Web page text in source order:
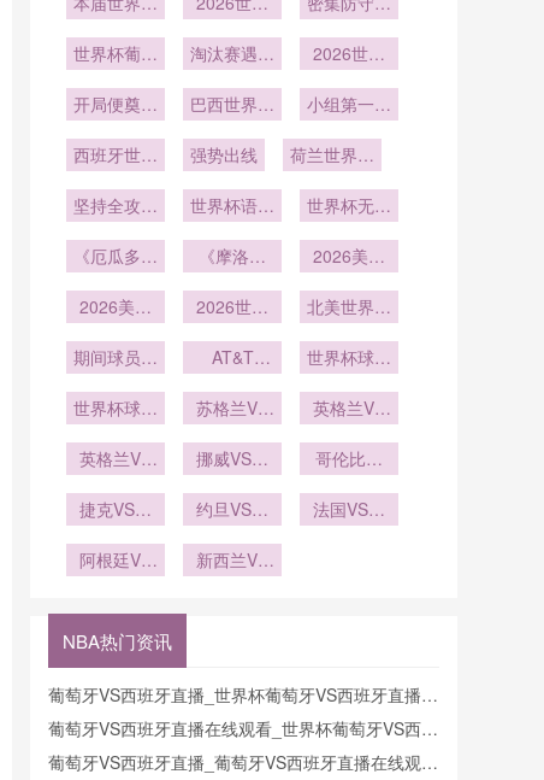
册
严密
强
世界杯葡萄
组赛遇荷兰
淘汰赛遇强
2026世界
出现
开局便奠定
巴西世界杯
小组第一出
西班牙世界
强势出线
荷兰世界杯
坚持全攻全
世界杯语言
全覆盖
世界杯无障
上线
《厄瓜多尔
鹰”出击！
赛场一飞冲
《摩洛哥
斯雄狮”归
续2022年
色？》
2026美加
谷世界杯元
2026美加
技公司赞助
2026世界
国海关通道
运输的时效
北美世界杯
在16座城
关流程
期间球员睡
戴设备标
年世界杯前
AT&T
Stadium从
橄榄球到足
球的球门锚
固点改造：
美加墨世界
杯前瞻
世界杯球员
走红
世界杯球员
成笑料
苏格兰VS
VS巴西直
英格兰VS
VS加纳直
英格兰VS
格兰VS加
挪威VS塞
挪威VS塞
直播
哥伦比亚
播哥伦比亚
捷克VS墨
VS墨西哥
约旦VS阿
播约旦VS
法国VS伊
阿根廷VS
阿根廷VS
奥地利在线
新西兰VS
NBA热门资讯
葡萄牙VS西班牙直播_世界杯葡萄牙VS西班牙直播_
葡萄牙VS西班牙在线高清直播
葡萄牙VS西班牙直播在线观看_世界杯葡萄牙VS西班
牙直播_葡萄牙VS西班牙比赛观看直达入口
葡萄牙VS西班牙直播_葡萄牙VS西班牙直播在线观看